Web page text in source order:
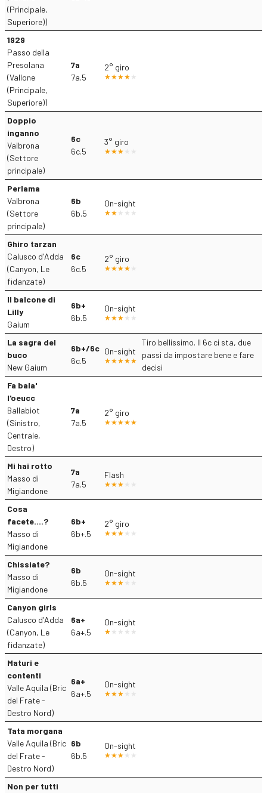
(Principale,
Superiore))
1929
Passo della
Presolana
(Vallone
(Principale,
Superiore))
7a
7a.5
2° giro
Doppio
inganno
Valbrona
(Settore
principale)
6c
6c.5
3° giro
Perlama
Valbrona
(Settore
principale)
6b
6b.5
On-sight
Ghiro tarzan
Calusco d'Adda
(Canyon, Le
fidanzate)
6c
6c.5
2° giro
Il balcone di
Lilly
Gaium
6b+
6b.5
On-sight
La sagra del
buco
New Gaium
6b+/6c
6c.5
On-sight
Tiro bellissimo. Il 6c ci sta, due
passi da impostare bene e fare
decisi
Fa bala'
l'oeucc
Ballabiot
(Sinistro,
Centrale,
Destro)
7a
7a.5
2° giro
Mi hai rotto
Masso di
Migiandone
7a
7a.5
Flash
Cosa
facete....?
Masso di
Migiandone
6b+
6b+.5
2° giro
Chissiate?
Masso di
Migiandone
6b
6b.5
On-sight
Canyon girls
Calusco d'Adda
(Canyon, Le
fidanzate)
6a+
6a+.5
On-sight
Maturi e
contenti
Valle Aquila (Bric
del Frate -
Destro Nord)
6a+
6a+.5
On-sight
Tata morgana
Valle Aquila (Bric
del Frate -
Destro Nord)
6b
6b.5
On-sight
Non per tutti